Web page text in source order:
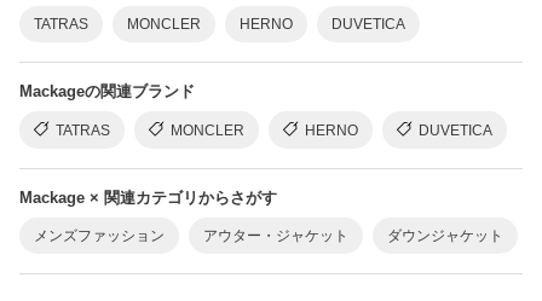
TATRAS MONCLER HERNO DUVETICA
Mackageの関連ブランド
TATRAS MONCLER HERNO DUVETICA
Mackage × 関連カテゴリからさがす
メンズファッション アウター・ジャケット ダウンジャケット